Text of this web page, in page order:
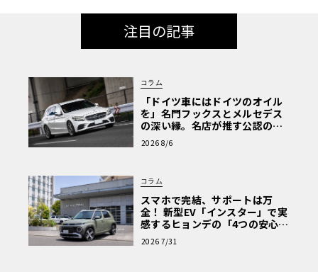
注目の記事
コラム
「ドイツ車にはドイツのオイル
を」名門フックスとメルセデス
の深い縁。名店が推す公認の安
心と、Cクラスで味わうシルキー
な走り〈PR〉
2026 8/6
コラム
スマホで完結、サポートは万
全！ 新型EV「インスター」で実
感するヒョンデの「4つの安心」
【第1回・ヒョンデ6つの疑問：
Why? Hyundai?】〈PR〉
2026 7/31